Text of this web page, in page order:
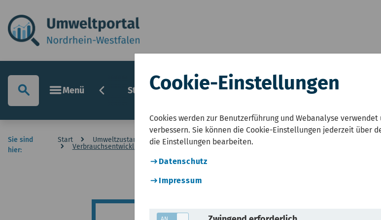
search menuMenü chevron_left Startseite Umweltzustandsbericht NRW Karten
Sie sind
hier:
Start Umweltzustandsbericht NRW Klima, Energie und Effizienz
Verbrauchsentwicklung und Effizienzsteigerungen bei Rohstoffen
Cookie-Einstellungen
Cookies werden zur Benutzerführung und Webanalyse
verbessern. Sie können die Cookie-Einstellungen jederzeit über
die Einstellungen bearbeiten.
Datenschutz
Impressum